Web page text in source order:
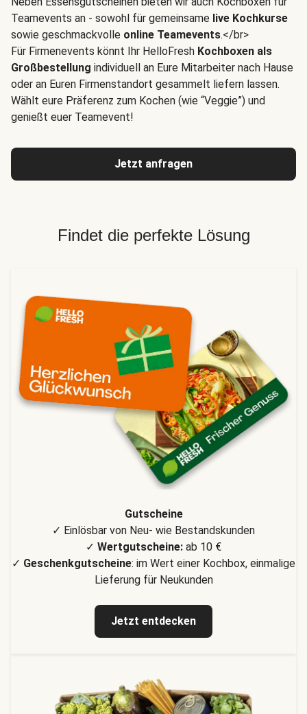
Teamevents an - sowohl für gemeinsame live Kochkurse
sowie geschmackvolle online Teamevents.</br>
Für Firmenevents könnt Ihr HelloFresh Kochboxen als
Großbestellung individuell an Eure Mitarbeiter nach Hause
oder an Euren Firmenstandort gesammelt liefern lassen.
Wählt eure Präferenz zum Kochen (wie “Veggie”) und
genießt euer Teamevent!
Jetzt anfragen
Findet die perfekte Lösung
Gutscheine
✓ Einlösbar von Neu- wie Bestandskunden
✓ Wertgutscheine: ab 10 €
✓ Geschenkgutscheine: im Wert einer Kochbox, einmalige
Lieferung für Neukunden
Jetzt entdecken